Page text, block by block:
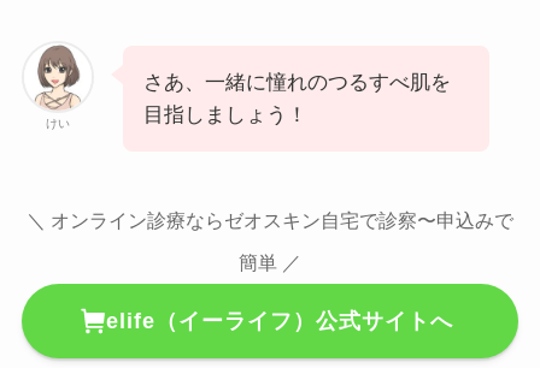
けい
さあ、一緒に憧れのつるすべ肌を
目指しましょう！
＼ オンライン診療ならゼオスキン自宅で診察〜申込みで
簡単 ／
elife（イーライフ）公式サイトへ